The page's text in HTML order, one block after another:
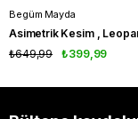
Begüm Mayda
₺399,99
₺649,99